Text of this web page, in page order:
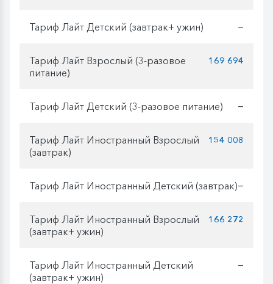
Тариф Лайт Детский (завтрак+ ужин) —
Тариф Лайт Взрослый (3-разовое
питание)
169 694
Тариф Лайт Детский (3-разовое питание) —
Тариф Лайт Иностранный Взрослый
(завтрак)
154 008
Тариф Лайт Иностранный Детский (завтрак)—
Тариф Лайт Иностранный Взрослый
(завтрак+ ужин)
166 272
Тариф Лайт Иностранный Детский
(завтрак+ ужин)
—